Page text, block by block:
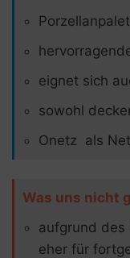
eignet sich
sowohl
Onetz als
Was uns nicht
aufgrund des
eher für